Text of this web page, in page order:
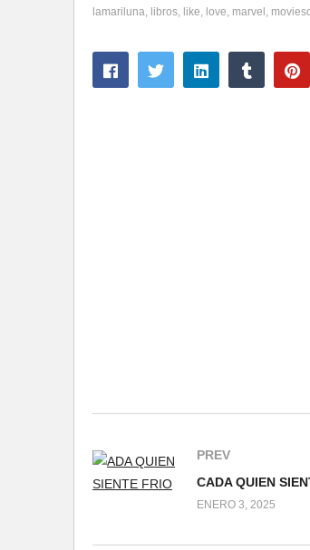
lamariluna libros like love marvel
PREV
CADA QUIEN
ENERO 3, 2025